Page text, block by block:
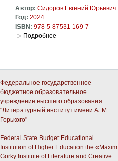
Автор: Сидоров Евгений Юрьевич
Год: 2024
ISBN: 978-5-87531-169-7
Подробнее
Федеральное государственное
бюджетное образовательное
учреждение высшего образования
"Литературный институт имени А. М.
Горького"
Federal State Budget Educational
Institution of Higher Education the «Maxim
Gorky Institute of Literature and Creative